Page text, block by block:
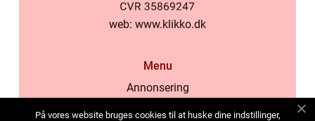
web: www.klikko.dk
Menu
Annonsering
På vores website bruges cookies til at huske dine indstillinger,